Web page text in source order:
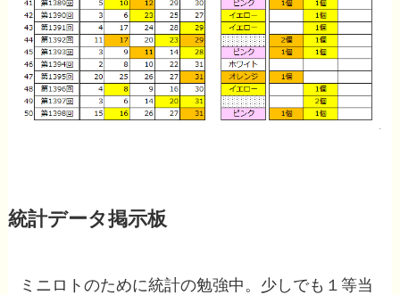
統計データ掲示板
ミニロトのために統計の勉強中。少しでも１等当